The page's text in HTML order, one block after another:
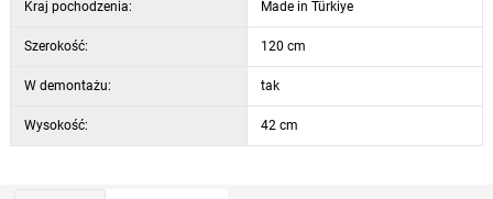
Kraj pochodzenia: Made in Türkiye
Szerokość: 120 cm
W demontażu: tak
Wysokość: 42 cm